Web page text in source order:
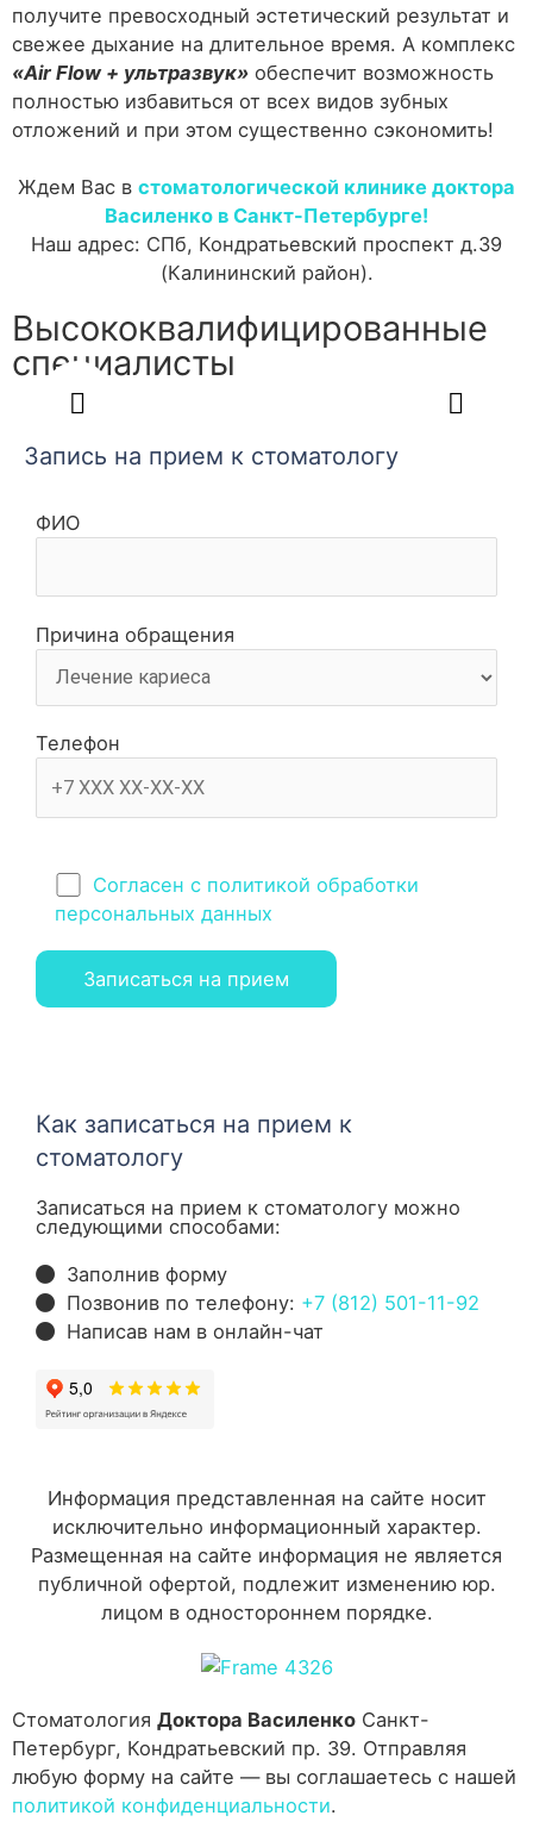
получите превосходный эстетический результат и
свежее дыхание на длительное время. А комплекс
«Air Flow + ультразвук» обеспечит возможность
полностью избавиться от всех видов зубных
отложений и при этом существенно сэкономить!
Ждем Вас в стоматологической клинике доктора
Василенко в Санкт-Петербурге!
Наш адрес: СПб, Кондратьевский проспект д.39
(Калининский район).
Высококвалифицированные
специалисты
Запись на прием к стоматологу
ФИО
Причина обращения
Телефон
Согласен с политикой обработки
персональных данных
Как записаться на прием к
стоматологу
Записаться на прием к стоматологу можно
следующими способами:
Заполнив форму
Позвонив по телефону: +7 (812) 501-11-92
Написав нам в онлайн-чат
Информация представленная на сайте носит
исключительно информационный характер.
Размещенная на сайте информация не является
публичной офертой, подлежит изменению юр.
лицом в одностороннем порядке.
Стоматология Доктора Василенко Санкт-
Петербург, Кондратьевский пр. 39. Отправляя
любую форму на сайте — вы соглашаетесь с нашей
политикой конфиденциальности.